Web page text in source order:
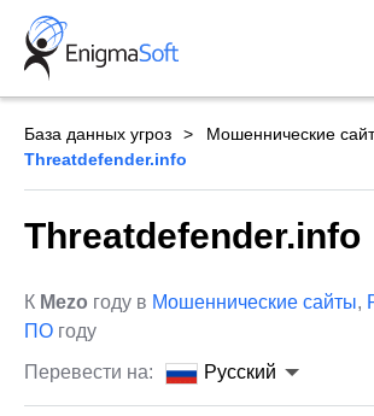
Skip
content
База данных угроз
Мошеннические
Threatdefender.info
Threatdefender.info
К Mezo году в Мошеннические сайты,
ПО году
Перевести на:
Русский